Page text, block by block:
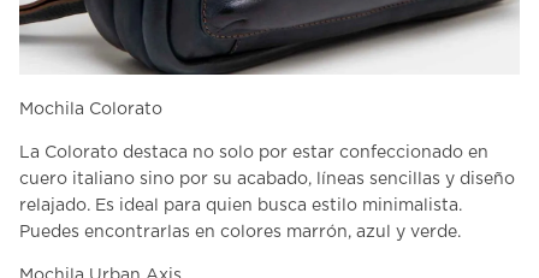
Mochila Colorato
La Colorato destaca no solo por estar confeccionado en
cuero italiano sino por su acabado, líneas sencillas y diseño
relajado. Es ideal para quien busca estilo minimalista.
Puedes encontrarlas en colores marrón, azul y verde.